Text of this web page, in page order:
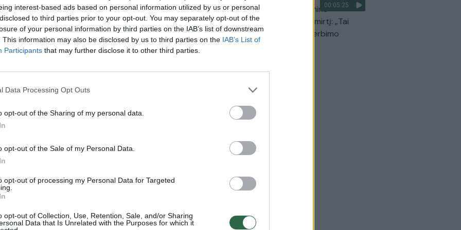
interest-based ads based on personal information utilized by us or personal
to third parties prior to your opt-out. You may separately opt-out of the
of your personal information by third parties on the IAB’s list of downstream
This information may also be disclosed by us to third parties on the IAB’s List of
Participants that may further disclose it to other third parties.
Data Processing Opt Outs
opt-out of the Sharing of my personal data.
opt-out of the Sale of my Personal Data.
opt-out of processing my Personal Data for Targeted
opt-out of Collection, Use, Retention, Sale, and/or Sharing
Data that Is Unrelated with the Purposes for which it
Visi įrašai
į
00:05:25
K. Prunskienės brolis prisiminė
jaudinančią akimirką prieš mirtį: „Tai
buvo simbolinis mūsų pagerbimo